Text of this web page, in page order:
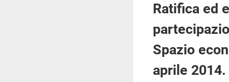
Ratifica ed
Spazio
aprile 2014.